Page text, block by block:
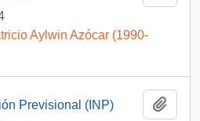
Aylwin Azócar (1990-
Previsional (INP)